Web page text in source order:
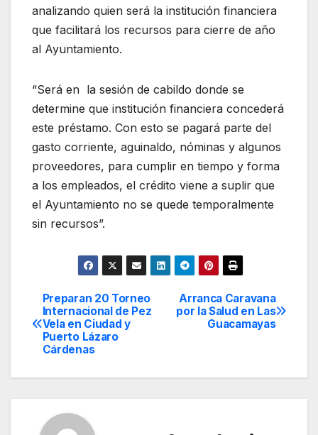
analizando quien será la institución financiera
que facilitará los recursos para cierre de año
al Ayuntamiento.
“Será en la sesión de cabildo donde se
determine que institución financiera concederá
este préstamo. Con esto se pagará parte del
gasto corriente, aguinaldo, nóminas y algunos
proveedores, para cumplir en tiempo y forma
a los empleados, el crédito viene a suplir que
el Ayuntamiento no se quede temporalmente
sin recursos”.
Navegación
de
Arranca Caravana
por la Salud en Las
Guacamayas
Preparan 20 Torneo
Internacional de Pez
Vela en Ciudad y
Puerto Lázaro
Cárdenas